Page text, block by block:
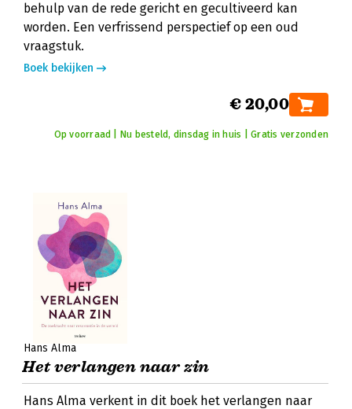
behulp van de rede gericht en gecultiveerd kan
worden. Een verfrissend perspectief op een oud
vraagstuk.
Boek bekijken
€ 20,00
Op voorraad | Nu besteld, dinsdag in huis | Gratis verzonden
Hans Alma
Het verlangen naar zin
Hans Alma verkent in dit boek het verlangen naar